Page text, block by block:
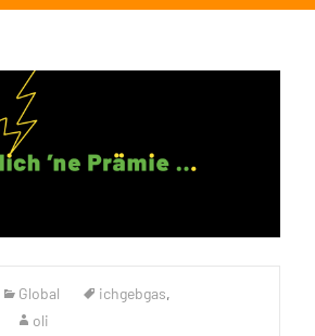
Global ichgebgas,
oli